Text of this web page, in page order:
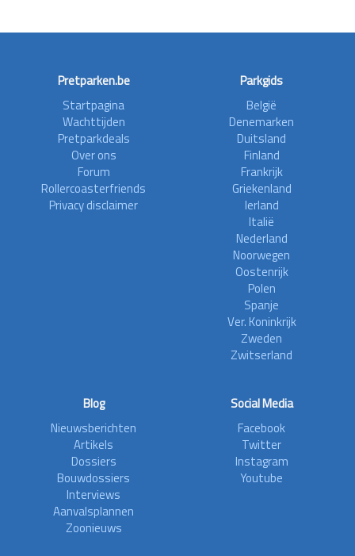
Pretparken.be
Startpagina
Wachttijden
Pretparkdeals
Over ons
Forum
Rollercoasterfriends
Privacy disclaimer
Parkgids
België
Denemarken
Duitsland
Finland
Frankrijk
Griekenland
Ierland
Italië
Nederland
Noorwegen
Oostenrijk
Polen
Spanje
Ver. Koninkrijk
Zweden
Zwitserland
Blog
Nieuwsberichten
Artikels
Dossiers
Bouwdossiers
Interviews
Aanvalsplannen
Zoonieuws
Social Media
Facebook
Twitter
Instagram
Youtube